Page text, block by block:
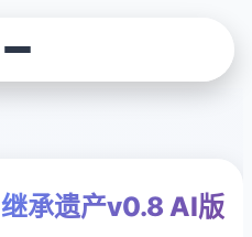
继承遗产v0.8 AI版